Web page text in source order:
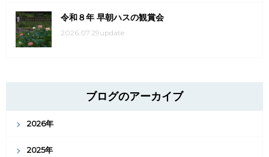
令和８年 早朝ハスの観賞会
2026.07.29update
ブログのアーカイブ
2026年
2025年